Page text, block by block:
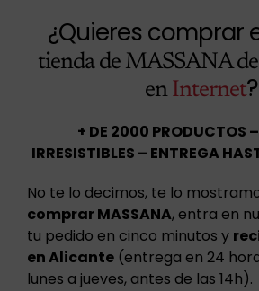
¿Quieres comprar
tienda de MASSANA
enInternet?
+ DE 2000 PRODUCTOS
IRRESISTIBLES – ENTREGA
No te lo decimos, te lo
comprar MASSANA, entra en
tu pedido en cinco minutos y
en Alicante(entrega en 24
lunes a jueves, antes de las 14h).